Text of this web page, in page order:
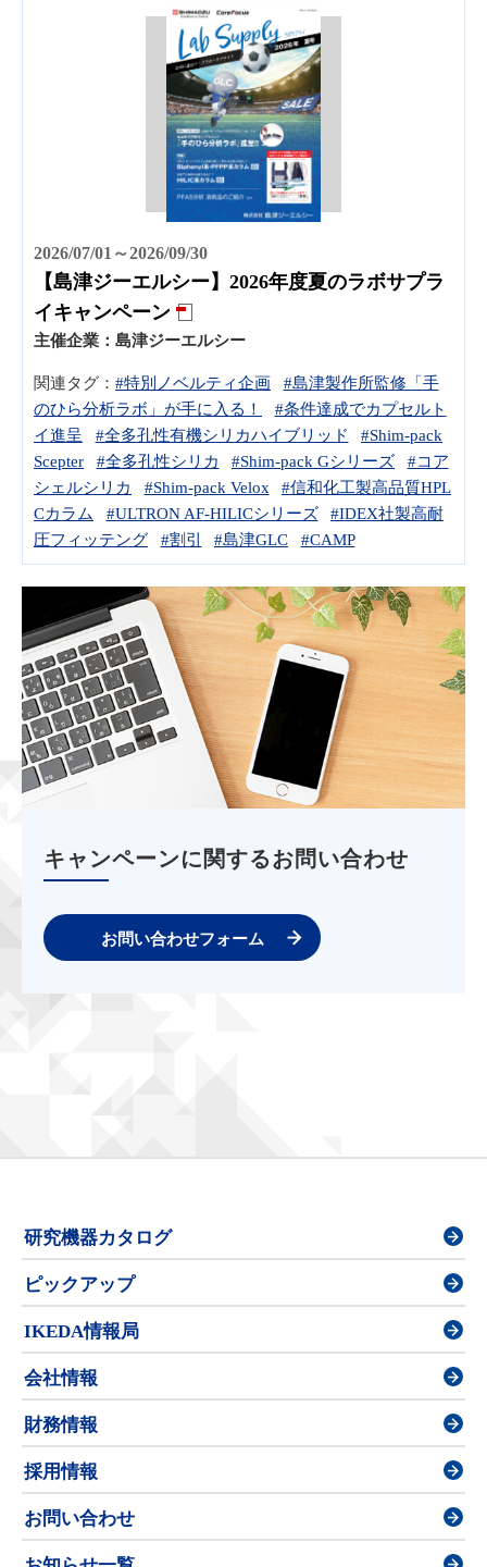
2026/07/01～2026/09/30
【島津ジーエルシー】2026年度夏のラボサプラ
イキャンペーン
主催企業： 島津ジーエルシー
関連タグ： #特別ノベルティ企画
#島津製作所監修「手
のひら分析ラボ」が手に入る！
#条件達成でカプセルト
イ進呈
#全多孔性有機シリカハイブリッド
#Shim-pack
Scepter
#全多孔性シリカ #Shim-pack Gシリーズ
#コア
シェルシリカ
#Shim-pack Velox
#信和化工製高品質HPL
Cカラム
#ULTRON AF-HILICシリーズ
#IDEX社製高耐
圧フィッテング
#割引 #島津GLC #CAMP
キャンペーンに関するお問い合わせ
お問い合わせフォーム
研究機器カタログ
ピックアップ
IKEDA情報局
会社情報
財務情報
採用情報
お問い合わせ